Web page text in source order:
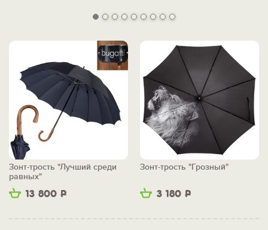
13 800 Р
Зонт-трость "Лучший среди
равных"
3 180 Р
Зонт-трость "Грозный"